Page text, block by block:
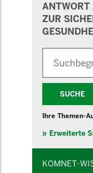
ANTWORT
ZUR
SUCHE
Ihre Themen-
Erweiterte
KOMNET-